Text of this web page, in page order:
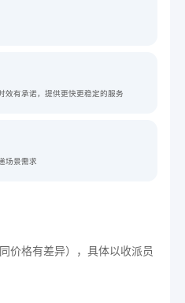
效有承诺，提供更快更稳定的服务
场景需求
价格有差异），具体以收派员